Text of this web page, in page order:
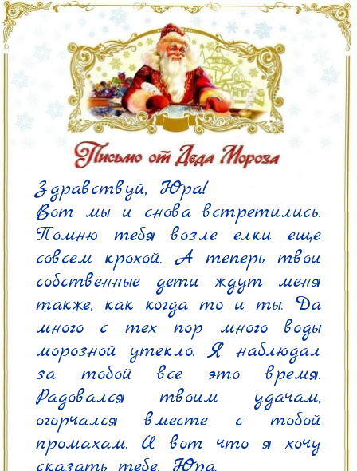
Здравствуй, Юра!
Вот мы и снова встретились.
Помню тебя возле елки еще
совсем крохой. А теперь твои
собственные дети ждут меня
также, как когда то и ты. Да
много с тех пор много воды
морозной утекло. Я наблюдал
за тобой все это время.
Радовался твоим удачам,
огорчался вместе с тобой
промахам. И вот что я хочу